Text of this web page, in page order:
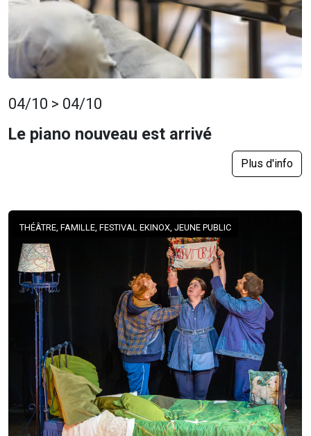
04/10 > 04/10
Le piano nouveau est arrivé
Plus d'info
THÉÂTRE, FAMILLE, FESTIVAL EKINOX, JEUNE PUBLIC